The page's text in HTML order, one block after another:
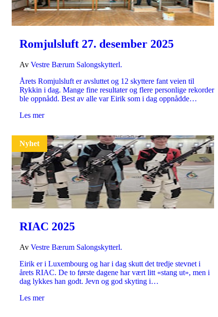
Romjulsluft 27. desember 2025
Av Vestre Bærum Salongskytterl.
Årets Romjulsluft er avsluttet og 12 skyttere fant veien til
Rykkin i dag. Mange fine resultater og flere personlige rekorder
ble oppnådd. Best av alle var Eirik som i dag oppnådde…
Les mer
Nyhet
RIAC 2025
Av Vestre Bærum Salongskytterl.
Eirik er i Luxembourg og har i dag skutt det tredje stevnet i
årets RIAC. De to første dagene har vært litt «stang ut», men i
dag lykkes han godt. Jevn og god skyting i…
Les mer